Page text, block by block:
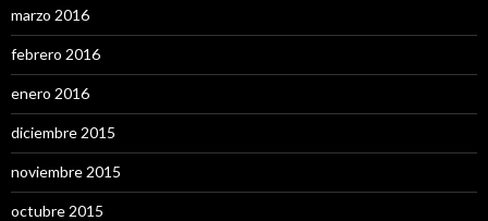
marzo 2016
febrero 2016
enero 2016
diciembre 2015
noviembre 2015
octubre 2015